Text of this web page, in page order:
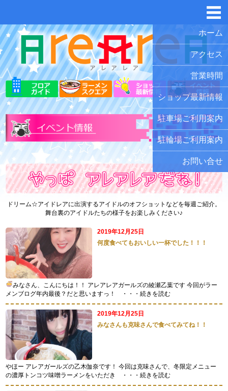
ホーム
アクセス
営業時間
ショップ最新情報
駐車場ご利用案内
駐輪場ご利用案内
お問い合せ
ドリーム☆アイドレアに出演するアイドルのオフショットなどを毎週ご紹介。
舞台裏のアイドルたちの様子をお楽しみください♪
2019年12月25日
何度食べてもおいしい一杯でした！！！
みなさん、こんにちは！！ アレアレアガールズの綾瀬乙葉です今回がラー
メンブログ年内最後？だと思いますっ！
・・・続きを読む
2019年12月25日
みなさんも克味さんで食べてみてね！！
やほー アレアガールズの乙木伽奈です！ 今回は克味さんで、冬限定メニュー
の濃厚トンコツ味噌ラーメンをいただき
・・・続きを読む